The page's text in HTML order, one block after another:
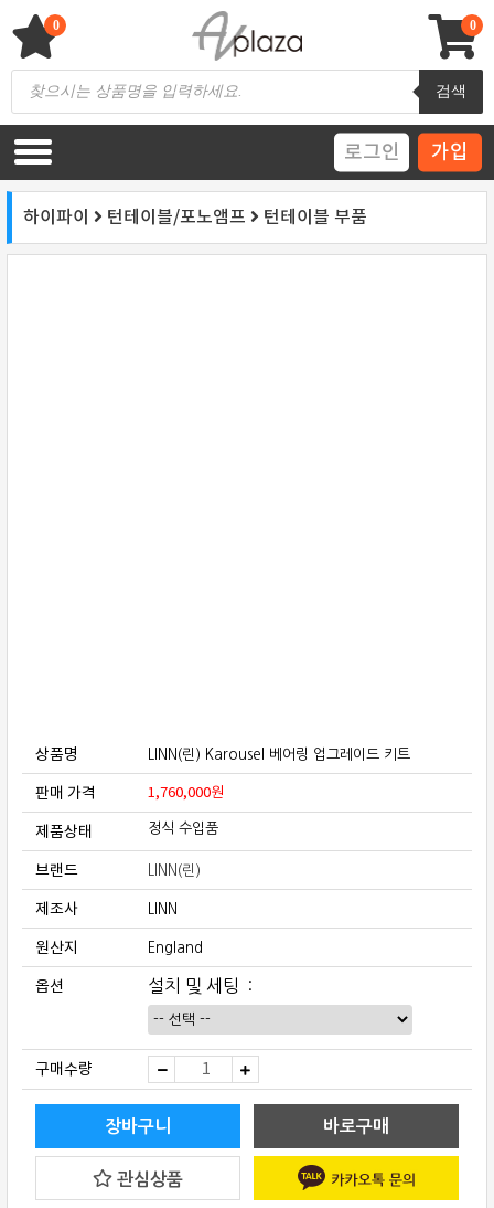
content
AV 플라자
하이파이 / 홈씨어터 전문 쇼핑몰
Products
search
검색
0
0
로그인 가입
하이파이 턴테이블/포노앰프 턴테이블 부품
상품명 LINN(린) Karousel 베어링 업그레이드 키트
판매 가격 1,760,000원
제품상태 정식 수입품
브랜드 LINN(린)
제조사 LINN
원산지 England
옵션 설치 및 세팅
구매수량
Karousel
베
어
링
그
이
드
장바구니 바로구매
관심상품